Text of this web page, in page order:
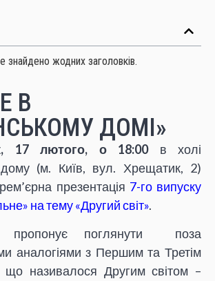
знайдено жодних заголовків.
В
ДОМІ»
17 лютого, о 18:00в холі
дому (м. Київ, вул. Хрещатик, 2)
презентація 7-го випуску
на тему «Другий світ».
пропонує поглянути поза
аналогіями з Першим та Третім
що називалося Другим світом –